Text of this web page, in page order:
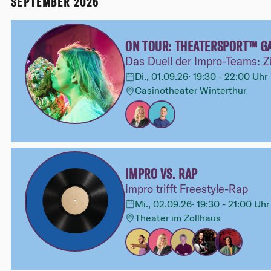
ON TOUR: THEATERSPORT™
Das Duell der Impro-Teams:
Di., 01.09.26·19:30 - 22:00 Uhr
Casinotheater Winterthur
IMPRO VS. RAP
Impro trifft Freestyle-Rap
Mi., 02.09.26·19:30 - 21:00 Uhr
Theater im Zollhaus